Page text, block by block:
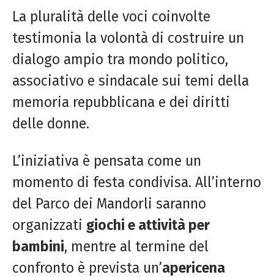
La pluralità delle voci coinvolte
testimonia la volontà di costruire un
dialogo ampio tra mondo politico,
associativo e sindacale sui temi della
memoria repubblicana e dei diritti
delle donne.
L’iniziativa è pensata come un
momento di festa condivisa. All’interno
del Parco dei Mandorli saranno
organizzati giochi e attività per
bambini, mentre al termine del
confronto è prevista un’apericena